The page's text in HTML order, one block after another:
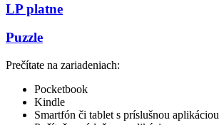
LP platne
Puzzle
Prečítate na zariadeniach:
Pocketbook
Kindle
Smartfón či tablet s príslušnou aplikáciou